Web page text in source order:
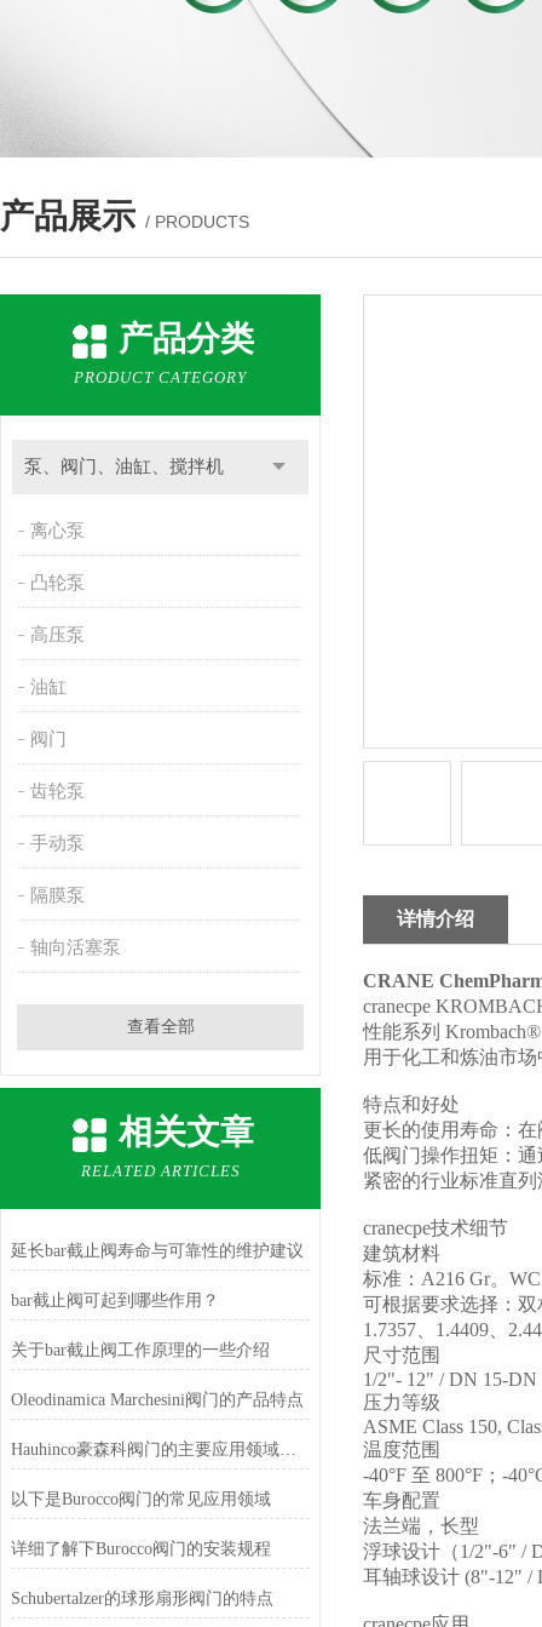
产品展示 / PRODUCTS
产品分类
PRODUCT CATEGORY
泵、阀门、油缸、搅拌机
离心泵
凸轮泵
高压泵
油缸
阀门
齿轮泵
手动泵
隔膜泵
轴向活塞泵
查看全部
相关文章
RELATED ARTICLES
延长bar截止阀寿命与可靠性的维护建议
bar截止阀可起到哪些作用？
关于bar截止阀工作原理的一些介绍
Oleodinamica Marchesini阀门的产品特点
Hauhinco豪森科阀门的主要应用领域有这些
以下是Burocco阀门的常见应用领域
详细了解下Burocco阀门的安装规程
Schubertalzer的球形扇形阀门的特点
详情介绍
CRANE
cranecpe
性能系列
用于化工和炼油市
特点和好处
更长的使用寿命：
低阀门操作扭矩：
紧密的行业标准直
cranecpe技术细节
建筑材料
标准：A216 Gr。
可根据要求选择：
1.7357、1.4409、
尺寸范围
1/2"- 12" / DN 15-DN
压力等级
ASME Class 150,
温度范围
-40°F 至 800°F；-
车身配置
法兰端，长型
浮球设计（1/2"-6" /
耳轴球设计 (8"-12" /